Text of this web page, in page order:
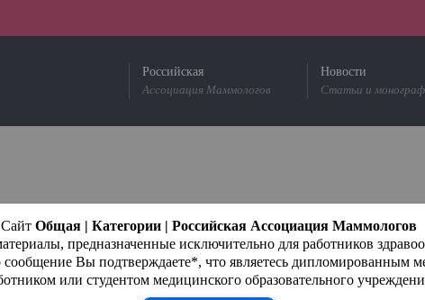
Российская
Ассоциация Маммологов
Новости
Статьи и
Сайт Общая | Категории | Российская Ассоциация Маммологов
предназначенные исключительно для работников
сообщение Вы подтверждаете*, что являетесь дипломированным
или студентом медицинского образовательного